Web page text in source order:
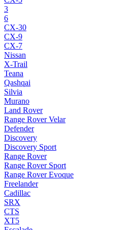
3
6
CX-30
CX-9
CX-7
Nissan
X-Trail
Teana
Qashqai
Silvia
Murano
Land Rover
Range Rover Velar
Defender
Discovery
Discovery Sport
Range Rover
Range Rover Sport
Range Rover Evoque
Freelander
Cadillac
SRX
CTS
XT5